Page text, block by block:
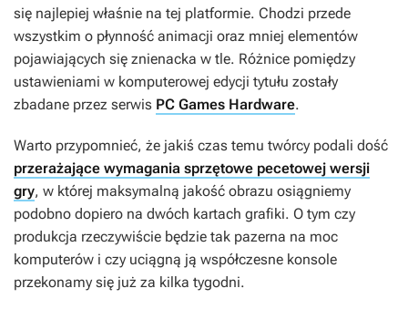
się najlepiej właśnie na tej platformie. Chodzi przede
wszystkim o płynność animacji oraz mniej elementów
pojawiających się znienacka w tle. Różnice pomiędzy
ustawieniami w komputerowej edycji tytułu zostały
zbadane przez serwis PC Games Hardware.
Warto przypomnieć, że jakiś czas temu twórcy podali dość
przerażające wymagania sprzętowe pecetowej wersji
gry, w której maksymalną jakość obrazu osiągniemy
podobno dopiero na dwóch kartach grafiki. O tym czy
produkcja rzeczywiście będzie tak pazerna na moc
komputerów i czy uciągną ją współczesne konsole
przekonamy się już za kilka tygodni.